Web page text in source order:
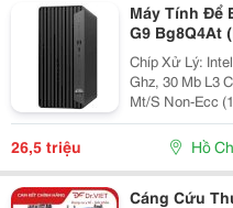
Máy Tính Để
G9 Bg8Q4At
Intel Uhd
Chíp Xử Lý:
Ghz, 30 Mb L3
Mt/S Non-Ecc
Pcie&Reg;
Công Ty Tnhh
26,5 triệu Hồ
Cáng Cứu